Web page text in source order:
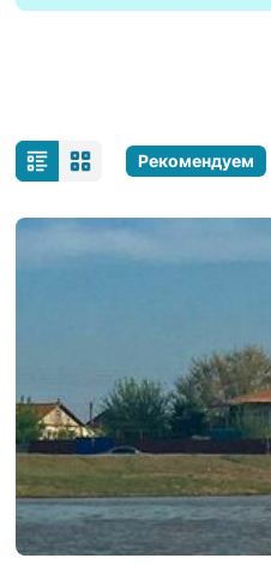
Рекомендуем